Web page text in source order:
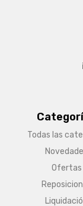
Todas las
Ofertas